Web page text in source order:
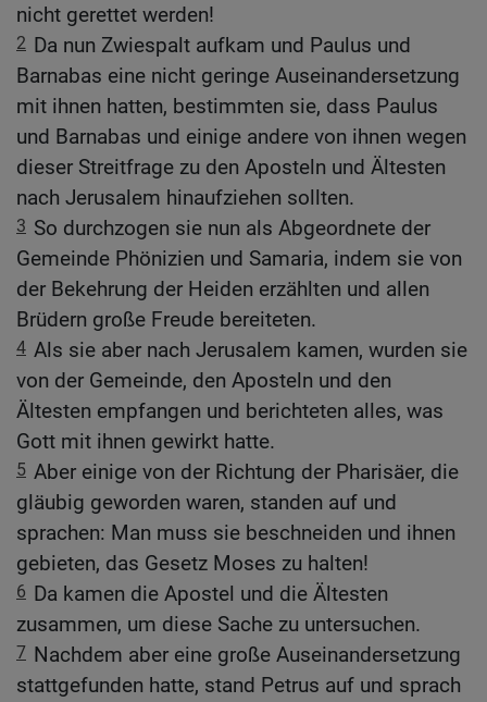
nicht gerettet werden!
2 Da nun Zwiespalt aufkam und Paulus und
Barnabas eine nicht geringe Auseinandersetzung
mit ihnen hatten, bestimmten sie, dass Paulus
und Barnabas und einige andere von ihnen wegen
dieser Streitfrage zu den Aposteln und Ältesten
nach Jerusalem hinaufziehen sollten.
3 So durchzogen sie nun als Abgeordnete der
Gemeinde Phönizien und Samaria, indem sie von
der Bekehrung der Heiden erzählten und allen
Brüdern große Freude bereiteten.
4 Als sie aber nach Jerusalem kamen, wurden sie
von der Gemeinde, den Aposteln und den
Ältesten empfangen und berichteten alles, was
Gott mit ihnen gewirkt hatte.
5 Aber einige von der Richtung der Pharisäer, die
gläubig geworden waren, standen auf und
sprachen: Man muss sie beschneiden und ihnen
gebieten, das Gesetz Moses zu halten!
6 Da kamen die Apostel und die Ältesten
zusammen, um diese Sache zu untersuchen.
7 Nachdem aber eine große Auseinandersetzung
stattgefunden hatte, stand Petrus auf und sprach